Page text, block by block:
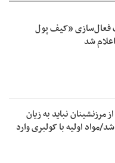
فعال‌سازی «کیف پول
شد
مرزنشینان نباید به زیان
مواد اولیه با کولبری وارد